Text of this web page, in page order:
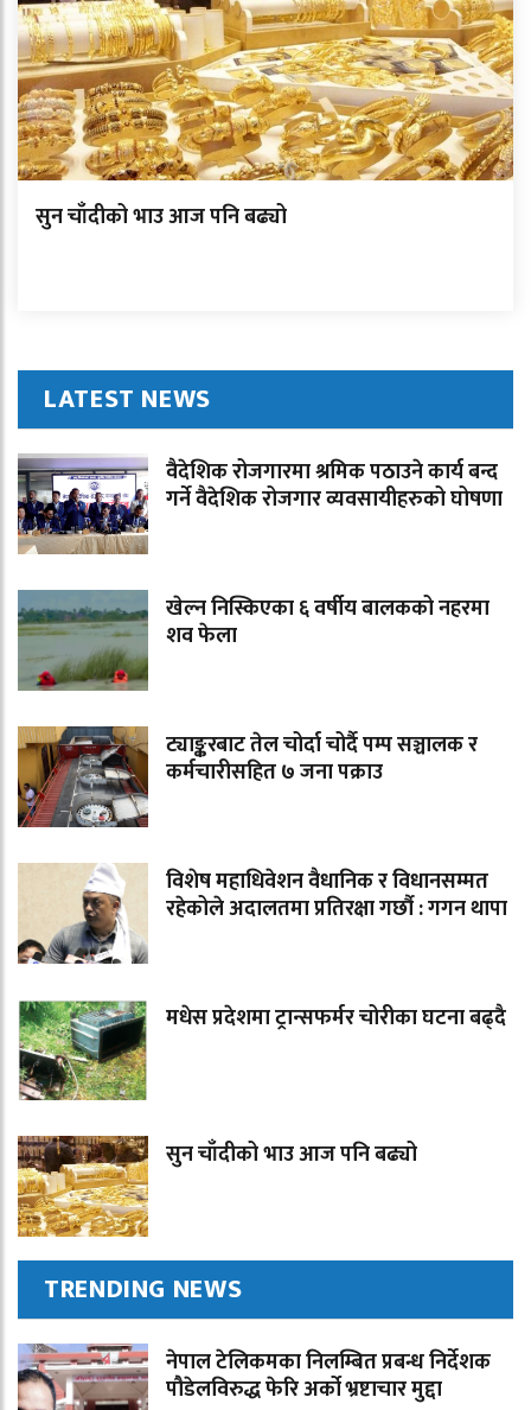
सुन चाँदीको भाउ आज पनि बढ्यो
LATEST NEWS
वैदेशिक रोजगारमा श्रमिक पठाउने कार्य बन्द
गर्ने वैदेशिक रोजगार व्यवसायीहरुको घोषणा
खेल्न निस्किएका ६ वर्षीय बालकको नहरमा
शव फेला
ट्याङ्करबाट तेल चोर्दा चोर्दै पम्प सञ्चालक र
कर्मचारीसहित ७ जना पक्राउ
विशेष महाधिवेशन वैधानिक र विधानसम्मत
रहेकोले अदालतमा प्रतिरक्षा गर्छौ : गगन थापा
मधेस प्रदेशमा ट्रान्सफर्मर चोरीका घटना बढ्दै
सुन चाँदीको भाउ आज पनि बढ्यो
TRENDING NEWS
नेपाल टेलिकमका निलम्बित प्रबन्ध निर्देशक
पौडेलविरुद्ध फेरि अर्को भ्रष्टाचार मुद्दा